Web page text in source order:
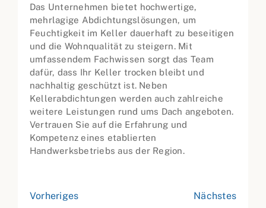
Das Unternehmen bietet hochwertige,
mehrlagige Abdichtungslösungen, um
Feuchtigkeit im Keller dauerhaft zu beseitigen
und die Wohnqualität zu steigern. Mit
umfassendem Fachwissen sorgt das Team
dafür, dass Ihr Keller trocken bleibt und
nachhaltig geschützt ist. Neben
Kellerabdichtungen werden auch zahlreiche
weitere Leistungen rund ums Dach angeboten.
Vertrauen Sie auf die Erfahrung und
Kompetenz eines etablierten
Handwerksbetriebs aus der Region.
Vorheriges Nächstes